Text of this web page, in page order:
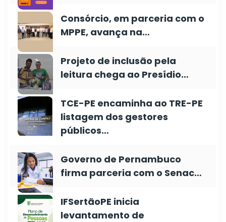
Consórcio, em parceria com o
MPPE, avança na…
Projeto de inclusão pela
leitura chega ao Presídio…
TCE-PE encaminha ao TRE-PE
listagem dos gestores
públicos…
Governo de Pernambuco
firma parceria com o Senac…
IFSertãoPE inicia
levantamento de